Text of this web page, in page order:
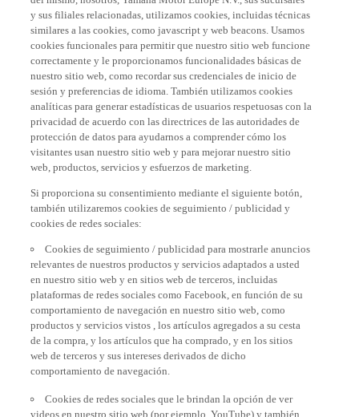
y sus filiales relacionadas, utilizamos cookies, incluidas técnicas
similares a las cookies, como javascript y web beacons. Usamos
cookies funcionales para permitir que nuestro sitio web funcione
correctamente y le proporcionamos funcionalidades básicas de
nuestro sitio web, como recordar sus credenciales de inicio de
sesión y preferencias de idioma. También utilizamos cookies
analíticas para generar estadísticas de usuarios respetuosas con la
privacidad de acuerdo con las directrices de las autoridades de
protección de datos para ayudarnos a comprender cómo los
visitantes usan nuestro sitio web y para mejorar nuestro sitio
web, productos, servicios y esfuerzos de marketing.
también utilizaremos cookies de seguimiento / publicidad y
cookies de redes sociales:
relevantes de nuestros productos y servicios adaptados a usted
en nuestro sitio web y en sitios web de terceros, incluidas
plataformas de redes sociales como Facebook, en función de su
comportamiento de navegación en nuestro sitio web, como
productos y servicios vistos , los artículos agregados a su cesta
de la compra, y los artículos que ha comprado, y en los sitios
web de terceros y sus intereses derivados de dicho
comportamiento de navegación.
videos en nuestro sitio web (por ejemplo, YouTube) y también